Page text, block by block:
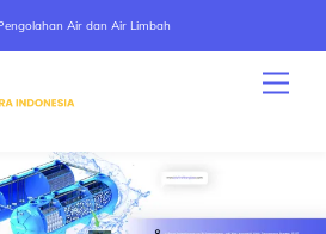
Air dan Air Limbah